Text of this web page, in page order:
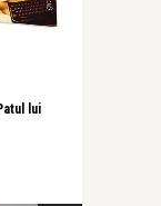
lui